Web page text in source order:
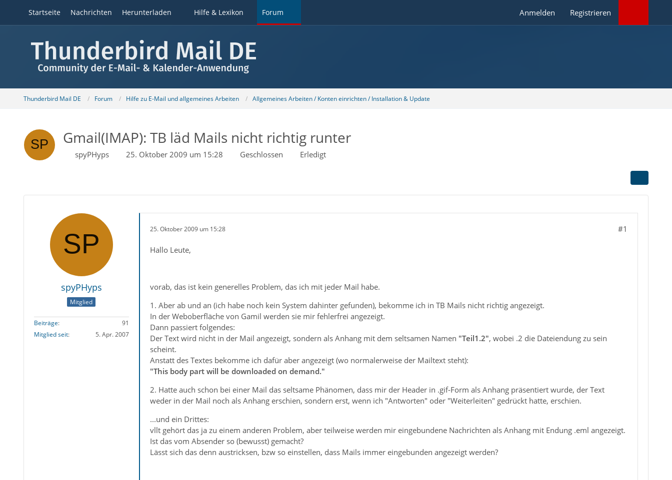
Startseite Nachrichten Herunterladen Hilfe & Lexikon Forum Anmelden Registrieren
Thunderbird Mail DE Forum Hilfe zu E-Mail und allgemeines Arbeiten Allgemeines Arbeiten / Konten einrichten / Installation & Update
Gmail(IMAP): TB läd Mails nicht richtig runter
spyPHyps 25. Oktober 2009 um 15:28 Geschlossen Erledigt
spyPHyps
Mitglied
Beiträge
91
Mitglied seit
5. Apr. 2007
25. Oktober 2009 um 15:28 #1
Hallo Leute,
vorab, das ist kein generelles Problem, das ich mit jeder Mail habe.
1. Aber ab und an (ich habe noch kein System dahinter gefunden), bekomme ich in TB Mails nicht richtig angezeigt.
In der Weboberfläche von Gamil werden sie mir fehlerfrei angezeigt.
Dann passiert folgendes:
Der Text wird nicht in der Mail angezeigt, sondern als Anhang mit dem seltsamen Namen "Teil1.2", wobei .2 die Dateiendung zu sein
scheint.
Anstatt des Textes bekomme ich dafür aber angezeigt (wo normalerweise der Mailtext steht):
"This body part will be downloaded on demand."
2. Hatte auch schon bei einer Mail das seltsame Phänomen, dass mir der Header in .gif-Form als Anhang präsentiert wurde, der Text
weder in der Mail noch als Anhang erschien, sondern erst, wenn ich "Antworten" oder "Weiterleiten" gedrückt hatte, erschien.
...und ein Drittes:
vllt gehört das ja zu einem anderen Problem, aber teilweise werden mir eingebundene Nachrichten als Anhang mit Endung .eml angezeigt.
Ist das vom Absender so (bewusst) gemacht?
Lässt sich das denn austricksen, bzw so einstellen, dass Mails immer eingebunden angezeigt werden?